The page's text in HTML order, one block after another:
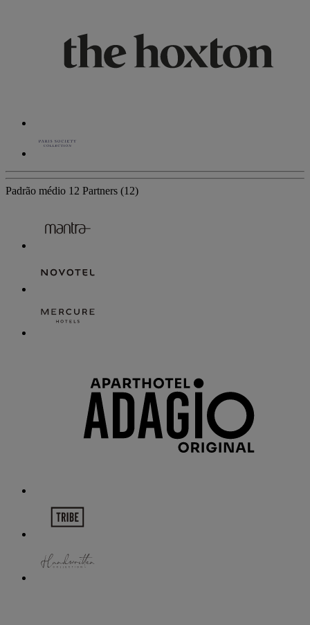
Padrão médio 12 Partners (12)